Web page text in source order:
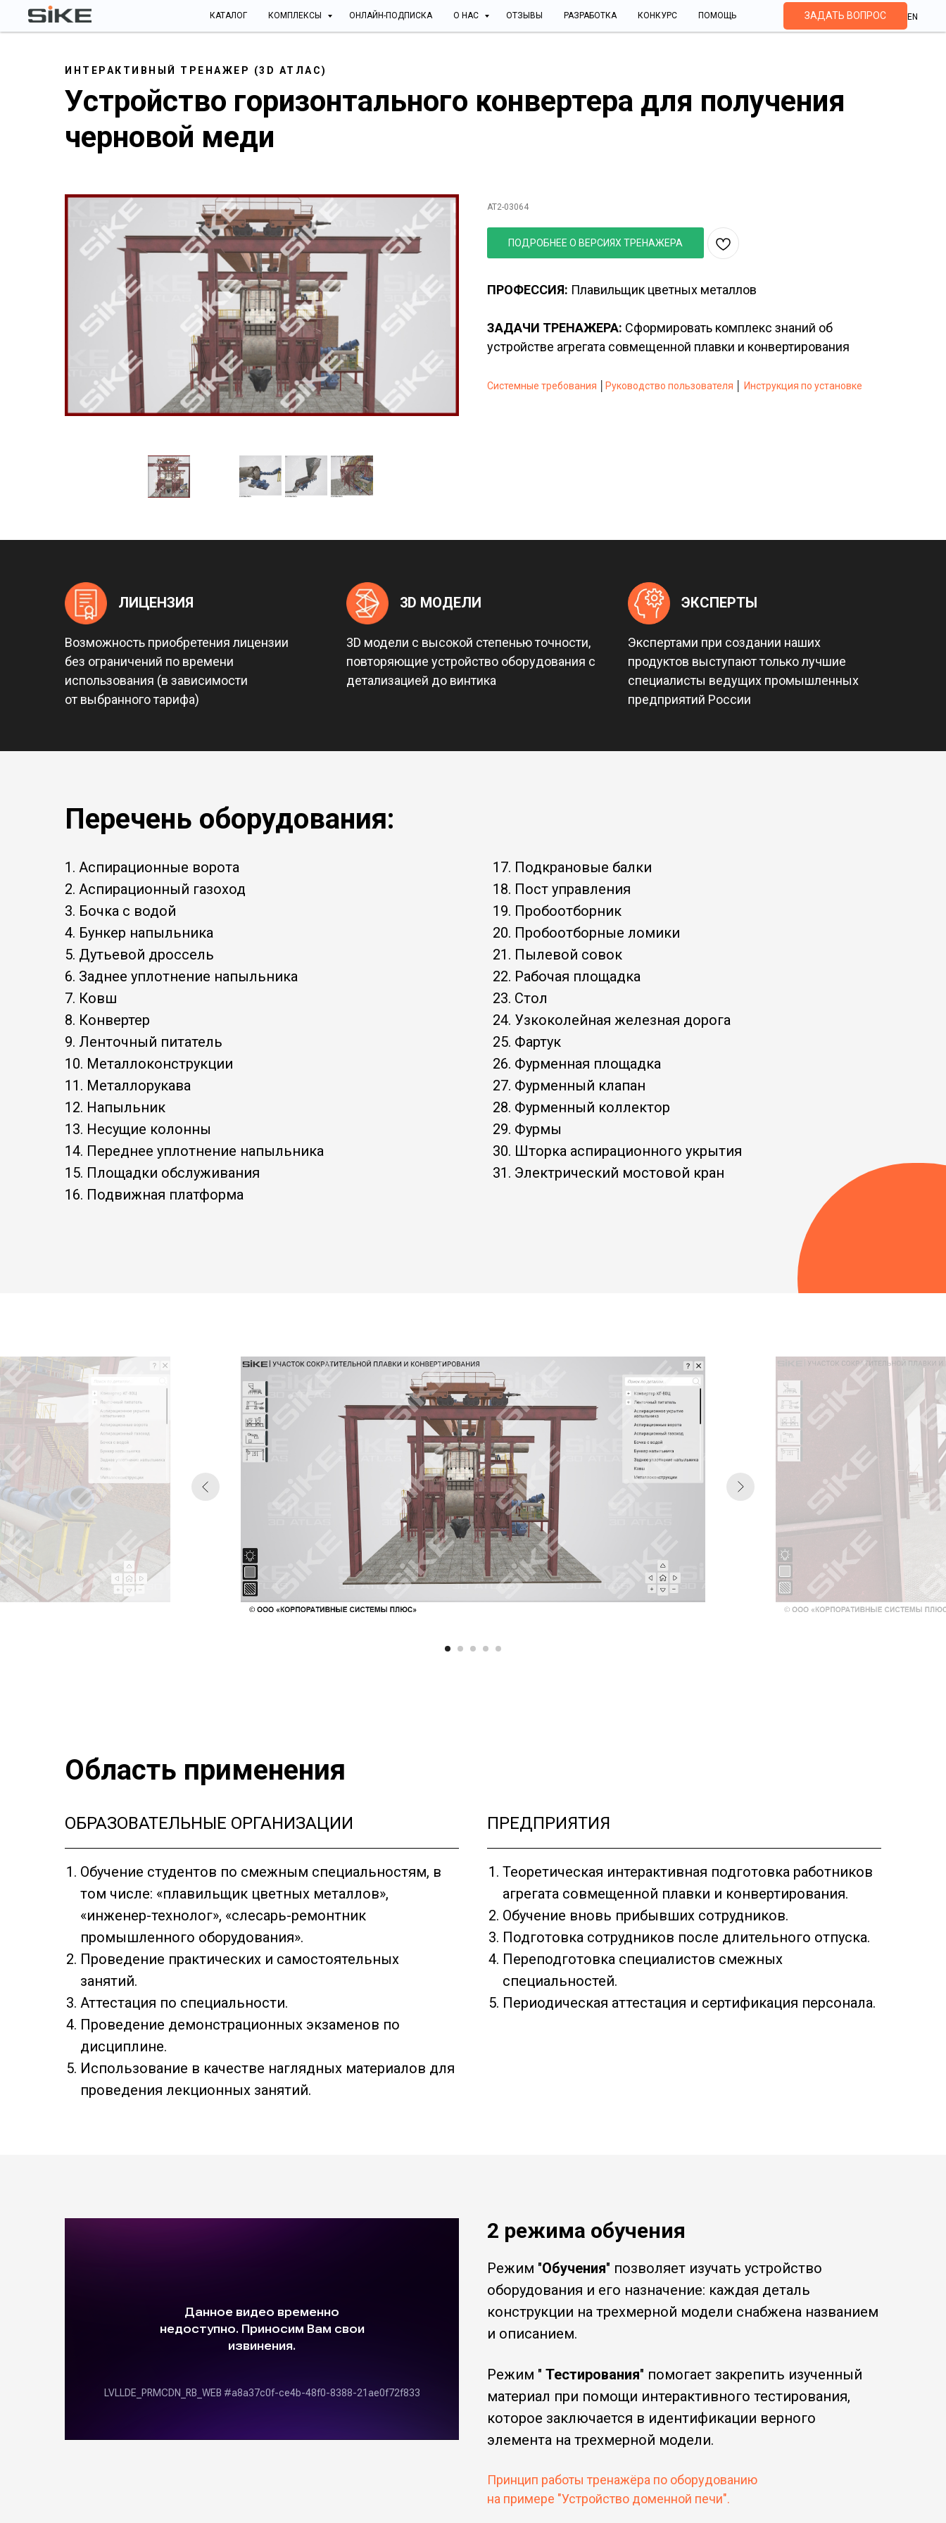
КАТАЛОГ КОМПЛЕКСЫ ОНЛАЙН-ПОДПИСКА О НАС ОТЗЫВЫ РАЗРАБОТКА КОНКУРС ПОМОЩЬ ЗАДАТЬ ВОПРОС EN
ИНТЕРАКТИВНЫЙ ТРЕНАЖЕР (3D АТЛАС)
Устройство горизонтального конвертера для получения
черновой меди
AT2-03064
ПОДРОБНЕЕ О ВЕРСИЯХ ТРЕНАЖЕРА
ПРОФЕССИЯ: Плавильщик цветных металлов
ЗАДАЧИ ТРЕНАЖЕРА: Сформировать комплекс знаний об
устройстве агрегата совмещенной плавки и конвертирования
Системные требования Руководство пользователя Инструкция по установке
ЛИЦЕНЗИЯ
Возможность приобретения лицензии
без ограничений по времени
использования (в зависимости
от выбранного тарифа)
3D МОДЕЛИ
3D модели с высокой степенью точности,
повторяющие устройство оборудования с
детализацией до винтика
ЭКСПЕРТЫ
Экспертами при создании наших
продуктов выступают только лучшие
специалисты ведущих промышленных
предприятий России
1. Аспирационные ворота
2. Аспирационный газоход
3. Бочка с водой
4. Бункер напыльника
5. Дутьевой дроссель
6. Заднее уплотнение напыльника
7. Ковш
8. Конвертер
9. Ленточный питатель
10. Металлоконструкции
11. Металлорукава
12. Напыльник
13. Несущие колонны
14. Переднее уплотнение напыльника
15. Площадки обслуживания
16. Подвижная платформа
Перечень оборудования:
17. Подкрановые балки
18. Пост управления
19. Пробоотборник
20. Пробоотборные ломики
21. Пылевой совок
22. Рабочая площадка
23. Стол
24. Узкоколейная железная дорога
25. Фартук
26. Фурменная площадка
27. Фурменный клапан
28. Фурменный коллектор
29. Фурмы
30. Шторка аспирационного укрытия
31. Электрический мостовой кран
Область применения
ОБРАЗОВАТЕЛЬНЫЕ ОРГАНИЗАЦИИ
Обучение студентов по смежным специальностям, в
том числе: «плавильщик цветных металлов»,
«инженер-технолог», «слесарь-ремонтник
промышленного оборудования».
Проведение практических и самостоятельных
занятий.
Аттестация по специальности.
Проведение демонстрационных экзаменов по
дисциплине.
Использование в качестве наглядных материалов для
проведения лекционных занятий.
ПРЕДПРИЯТИЯ
Теоретическая интерактивная подготовка работников
агрегата совмещенной плавки и конвертирования.
Обучение вновь прибывших сотрудников.
Подготовка сотрудников после длительного отпуска.
Переподготовка специалистов смежных
специальностей.
Периодическая аттестация и сертификация персонала.
2 режима обучения
Режим "Обучения" позволяет изучать устройство
оборудования и его назначение: каждая деталь
конструкции на трехмерной модели снабжена названием
и описанием.
Режим " Тестирования" помогает закрепить изученный
материал при помощи интерактивного тестирования,
которое заключается в идентификации верного
элемента на трехмерной модели.
Принцип работы тренажёра по оборудованию
на примере "Устройство доменной печи".